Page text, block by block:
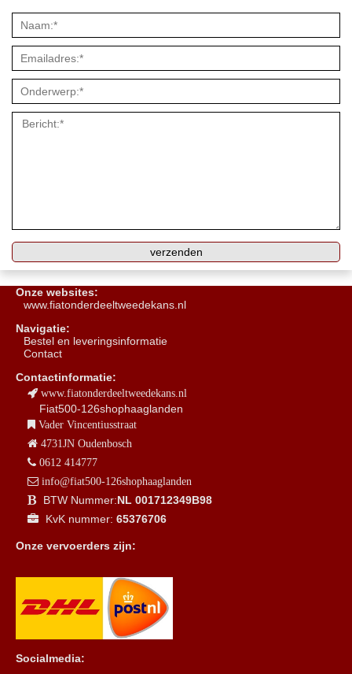
Onze websites:
www.fiatonderdeeltweedekans.nl
Navigatie:
Bestel en leveringsinformatie
Contact
Contactinformatie:
www.fiatonderdeeltweedekans.nl
Fiat500-126shophaaglanden
Vader Vincentiusstraat
4731JN Oudenbosch
0612 414777
info@fiat500-126shophaaglanden
BTW Nummer:NL 001712349B98
KvK nummer: 65376706
Onze vervoerders zijn:
Socialmedia: